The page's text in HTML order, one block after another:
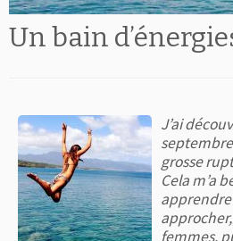
Un bain
J’ai
grosse
Cela m’a
apprendre
femmes,